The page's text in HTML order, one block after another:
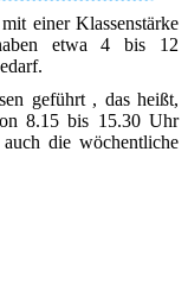
einer Klas­sen­stär­ke
etwa 4 bis 12
geführt , das heißt,
8.15 bis 15.30 Uhr
die wöchent­li­che